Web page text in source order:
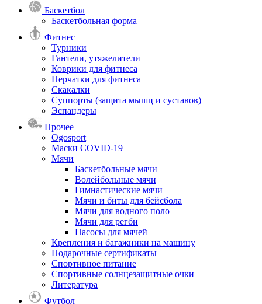
Баскетбол
Баскетбольная форма
Фитнес
Турники
Гантели, утяжелители
Коврики для фитнеса
Перчатки для фитнеса
Скакалки
Суппорты (защита мышц и суставов)
Эспандеры
Прочее
Ogosport
Маски COVID-19
Мячи
Баскетбольные мячи
Волейбольные мячи
Гимнастические мячи
Мячи и биты для бейсбола
Мячи для водного поло
Мячи для регби
Насосы для мячей
Крепления и багажники на машину
Подарочные сертификаты
Спортивное питание
Спортивные солнцезащитные очки
Литература
Футбол